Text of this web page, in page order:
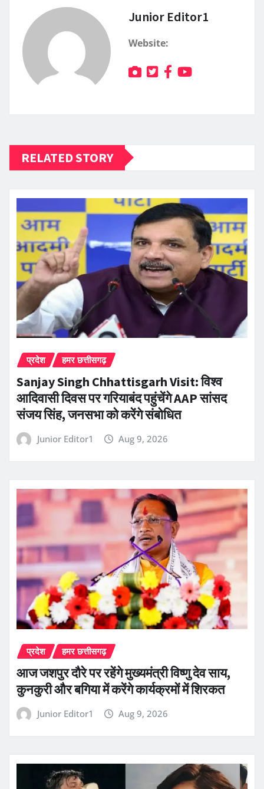
Junior Editor1
Website:
RELATED STORY
प्रदेश हमर छत्तीसगढ़
Sanjay Singh Chhattisgarh Visit: विश्व
आदिवासी दिवस पर गरियाबंद पहुंचेंगे AAP सांसद
संजय सिंह, जनसभा को करेंगे संबोधित
Junior Editor1 Aug 9, 2026
प्रदेश हमर छत्तीसगढ़
आज जशपुर दौरे पर रहेंगे मुख्यमंत्री विष्णु देव साय,
कुनकुरी और बगिया में करेंगे कार्यक्रमों में शिरकत
Junior Editor1 Aug 9, 2026